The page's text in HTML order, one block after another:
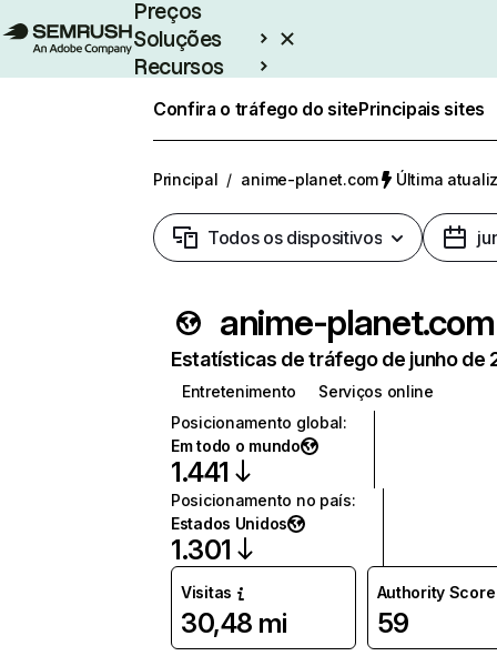
Preços
Soluções
Recursos
Confira o tráfego do sitePrincipais sites
Principal / anime-planet.com Última
Todos os dispositivos
anime-planet.com
Estatísticas de tráfego de junho de
Entretenimento
Serviços online
Posicionamento global:
Em todo o mundo
1.441
Posicionamento no país:
Estados Unidos
1.301
Visitas
30,48 mi
Authority Score
59